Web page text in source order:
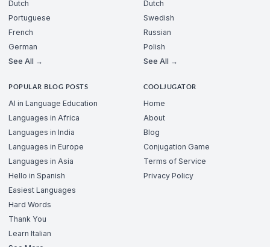
Dutch
Portuguese
French
German
See All →
Dutch
Swedish
Russian
Polish
See All →
POPULAR BLOG POSTS
AI in Language Education
Languages in Africa
Languages in India
Languages in Europe
Languages in Asia
Hello in Spanish
Easiest Languages
Hard Words
Thank You
Learn Italian
COOLJUGATOR
Home
About
Blog
Conjugation Game
Terms of Service
Privacy Policy